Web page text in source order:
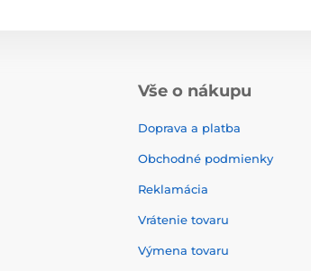
Vše o nákupu
Doprava a platba
Obchodné podmienky
Reklamácia
Vrátenie tovaru
Výmena tovaru